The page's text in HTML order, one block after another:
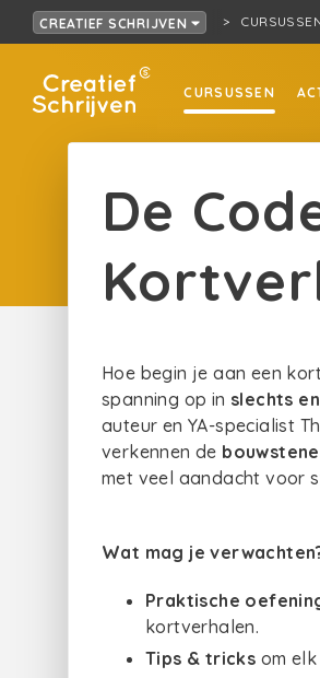
CREATIEF SCHRIJVEN
CURSUSSEN
De
Hoe begin je aan een
spanning op in slechts
auteur en YA-specialist
verkennen de
met veel aandacht voor
Wat mag je
Praktische
kortverhalen.
Tips & tricks om